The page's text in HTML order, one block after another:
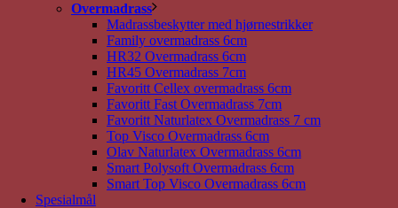
Overmadrass
Madrassbeskytter med hjørnestrikker
Family overmadrass 6cm
HR32 Overmadrass 6cm
HR45 Overmadrass 7cm
Favoritt Cellex overmadrass 6cm
Favoritt Fast Overmadrass 7cm
Favoritt Naturlatex Overmadrass 7 cm
Top Visco Overmadrass 6cm
Olav Naturlatex Overmadrass 6cm
Smart Polysoft Overmadrass 6cm
Smart Top Visco Overmadrass 6cm
Spesialmål